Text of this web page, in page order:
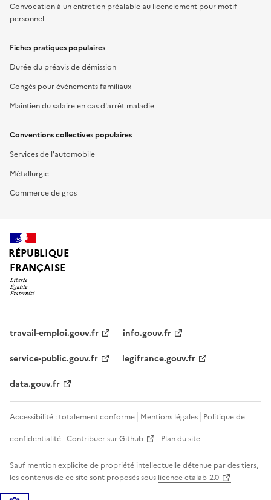
Convocation à un entretien préalable au licenciement pour motif
personnel
Fiches pratiques populaires
Durée du préavis de démission
Congés pour événements familiaux
Maintien du salaire en cas d'arrêt maladie
Conventions collectives populaires
Services de l'automobile
Métallurgie
Commerce de gros
RÉPUBLIQUE
FRANÇAISE
travail-emploi.gouv.fr
info.gouv.fr
service-public.gouv.fr
legifrance.gouv.fr
data.gouv.fr
Accessibilité : totalement conforme Mentions légales Politique de
confidentialité Contribuer sur Github Plan du site
Sauf mention explicite de propriété intellectuelle détenue par des tiers,
les contenus de ce site sont proposés sous licence etalab-2.0